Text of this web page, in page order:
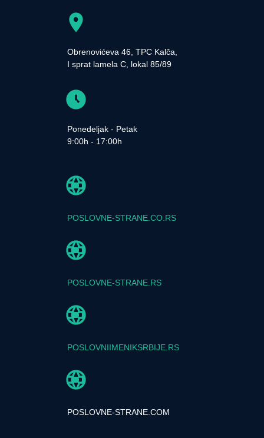
Obrenovićeva 46, TPC Kalča,
I sprat lamela C, lokal 85/89
Ponedeljak - Petak
9:00h - 17:00h
POSLOVNE-STRANE.CO.RS
POSLOVNE-STRANE.RS
POSLOVNIIMENIKSRBIJE.RS
POSLOVNE-STRANE.COM